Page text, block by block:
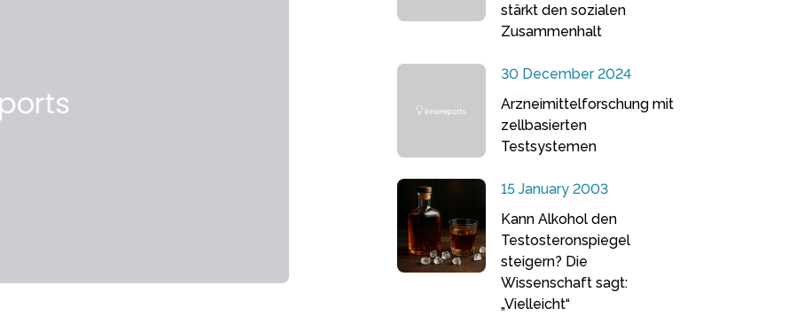
stärkt den sozialen
Zusammenhalt
30 December 2024
Arzneimittelforschung mit
zellbasierten
Testsystemen
15 January 2003
Kann Alkohol den
Testosteronspiegel
steigern? Die
Wissenschaft sagt:
„Vielleicht“